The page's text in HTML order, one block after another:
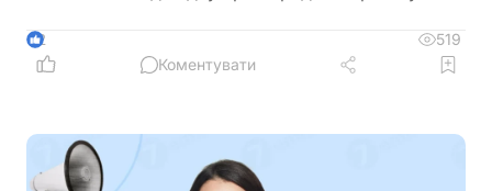
календарний місяць. У разі виконання цієї вимоги
статус критично важливого підприємства
переброньовувати працівників не потрібно
2
519
Коментувати